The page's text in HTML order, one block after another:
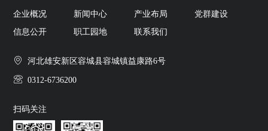
企业概况 新闻中心 产业布局
党群建设
信息公开
职工园地 联系我们
河北雄安新区容城县容城镇益康路6号
0312-6736200
扫码关注